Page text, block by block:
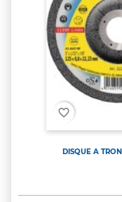
favorite_border
DISQUE A